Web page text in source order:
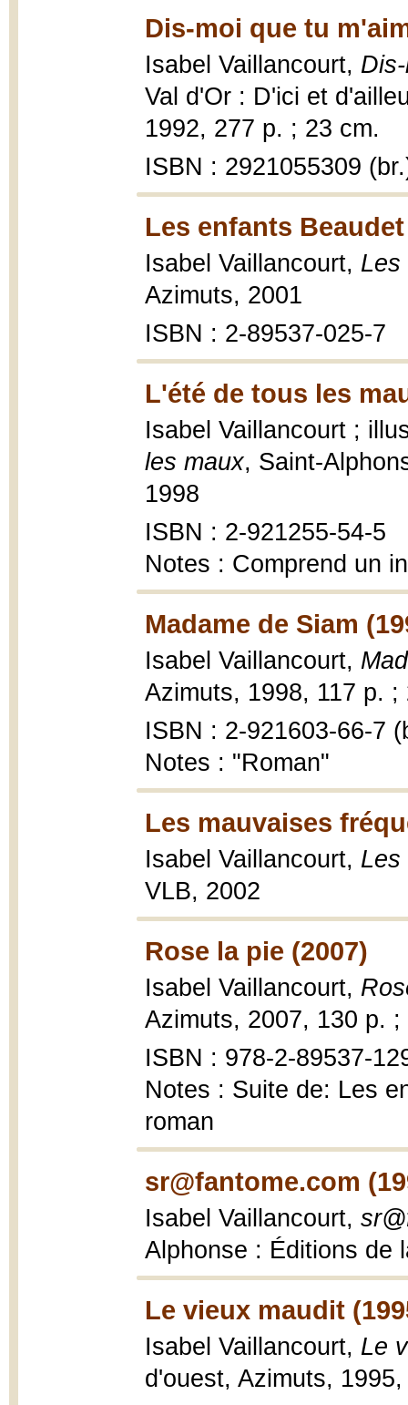
Dis-moi que tu
Isabel Vaillancourt,
Val d'Or : D'ici et
1992, 277 p. ; 23 cm.
ISBN : 2921055309
Les enfants Beaudet
Isabel Vaillancourt, Les
Azimuts, 2001
ISBN : 2-89537-025-7
L'été de tous les
Isabel Vaillancourt ;
les maux, Saint-
1998
ISBN : 2-921255-54-5
Notes : Comprend un
Madame de Siam
Isabel Vaillancourt,
Azimuts, 1998, 117 p. ;
ISBN : 2-921603-66-7
Notes : "Roman"
Les mauvaises
Isabel Vaillancourt, Les
VLB, 2002
Rose la pie (2007)
Isabel Vaillancourt,
Azimuts, 2007, 130 p. ;
ISBN : 978-2-89537-
Notes : Suite de: Les
roman
sr@fantome.com
Isabel Vaillancourt,
Alphonse : Éditions de
Le vieux maudit
Isabel Vaillancourt, Le
d'ouest, Azimuts,